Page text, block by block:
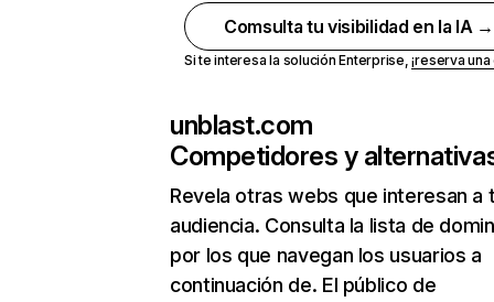
Comsulta tu visibilidad en la IA →
Si te interesa la solución Enterprise,¡reserva
unblast.com
Competidores y
Revela otras webs que interesan a
audiencia. Consulta la lista de
por los que navegan los usuarios a
continuación de. El público de